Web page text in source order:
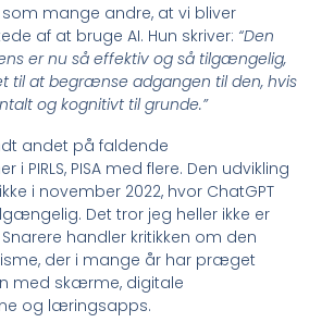
som mange andre, at vi bliver
af at bruge AI. Hun skriver: “Den
er nu så effektiv og så tilgængelig,
til at begrænse adgangen til den, hvis
og kognitivt til grunde.”
andet på faldende
PIRLS, PISA med flere. Den udvikling
i november 2022, hvor ChatGPT
Det tror jeg heller ikke er
handler kritikken om den
der i mange år har præget
med skærme, digitale
og læringsapps.